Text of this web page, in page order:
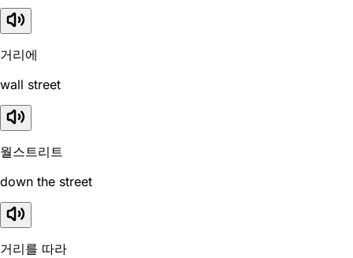
거리에
wall street
월스트리트
down the street
거리를 따라